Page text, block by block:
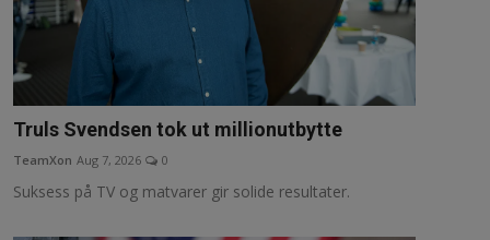
Truls Svendsen tok ut millionutbytte
TeamXon Aug 7, 2026 0
Suksess på TV og matvarer gir solide resultater.